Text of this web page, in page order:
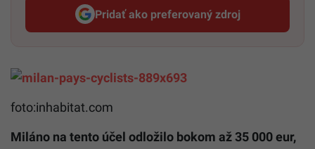
Pridať ako preferovaný zdroj
Startitup, odkaz sa otvorí v
foto:inhabitat.com
Miláno na tento účel odložilo bokom až 35 000 eur,